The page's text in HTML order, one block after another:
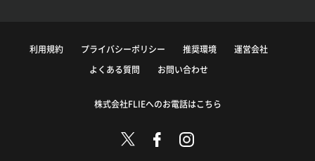
利用規約 プライバシーポリシー 推奨環境 運営会社
よくある質問 お問い合わせ
株式会社FLIEへのお電話はこちら